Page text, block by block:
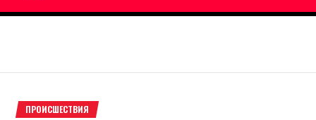
ПРОИСШЕСТВИЯ